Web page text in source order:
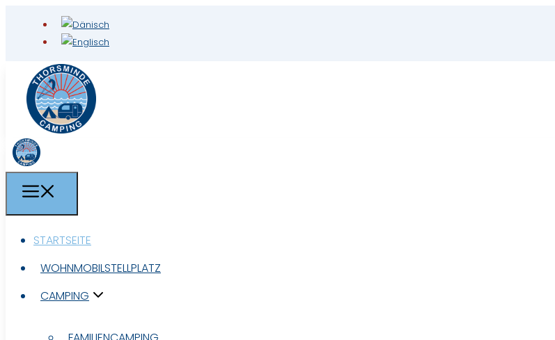
STARTSEITE
WOHNMOBILSTELLPLATZ
CAMPING
FAMILIENCAMPING
STARTSEITE
WOHNMOBILSTELLPLATZ
CAMPING